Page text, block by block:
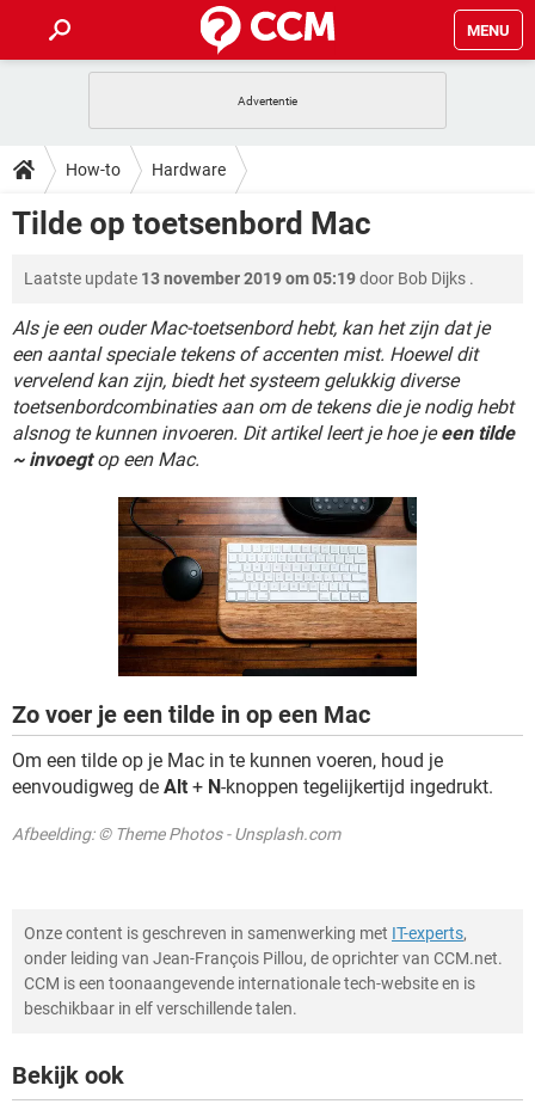
MENU
INSTAGRAM
NETFLIX CORONAVIRUS
HOW-TO
VIDEOBELLEN
INSTAGRAM WINDOWS 10
NETFLIX CORONAVIRUS
GRATIS SNAPCHAT
TIKTOK
DOWNLOADS
NETFLIX CORONAVIRUS
GRATIS SNAPCHAT
FORUM
VIDEOBELLEN GAMES
INSTAGRAM WINDOWS 10
NETFLIX CORONAVIRUS
GRATIS SNAPCHAT
ARTIKELEN
VIDEOBELLEN GAMES
NETFLIX
SNAPCHAT
How-to Hardware
Tilde op toetsenbord Mac
Laatste update 13 november 2019 om 05:19door Bob Dijks .
Als je een ouder Mac-toetsenbord hebt, kan het zijn dat je
een aantal speciale tekens of accenten mist. Hoewel dit
vervelend kan zijn, biedt het systeem gelukkig diverse
toetsenbordcombinaties aan om de tekens die je nodig hebt
alsnog te kunnen invoeren. Dit artikel leert je hoe jeeen tilde
~ invoegtop een Mac.
Zo voer je een tilde in op een Mac
Om een tilde op je Mac in te kunnen voeren, houd je
eenvoudigweg de Alt + N-knoppen tegelijkertijd ingedrukt.
Afbeelding: © Theme Photos - Unsplash.com
Onze content is geschreven in samenwerking met IT-experts,
onder leiding van Jean-François Pillou, de oprichter van CCM.net.
CCM is een toonaangevende internationale tech-website en is
beschikbaar in elf verschillende talen.
Bekijk ook